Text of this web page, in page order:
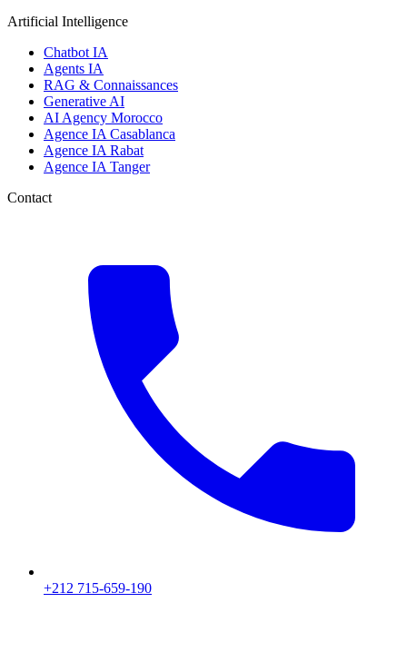
Artificial Intelligence
Chatbot IA
Agents IA
RAG & Connaissances
Generative AI
AI Agency Morocco
Agence IA Casablanca
Agence IA Rabat
Agence IA Tanger
Contact
+212 715-659-190